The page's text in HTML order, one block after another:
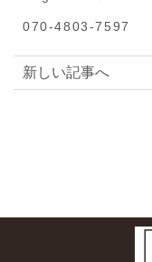
070-4803-7597
新しい記事へ